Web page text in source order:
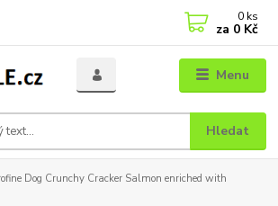
Menu
Hledat
0 ks
za 0 Kč
Dog Crunchy Cracker Salmon enriched with